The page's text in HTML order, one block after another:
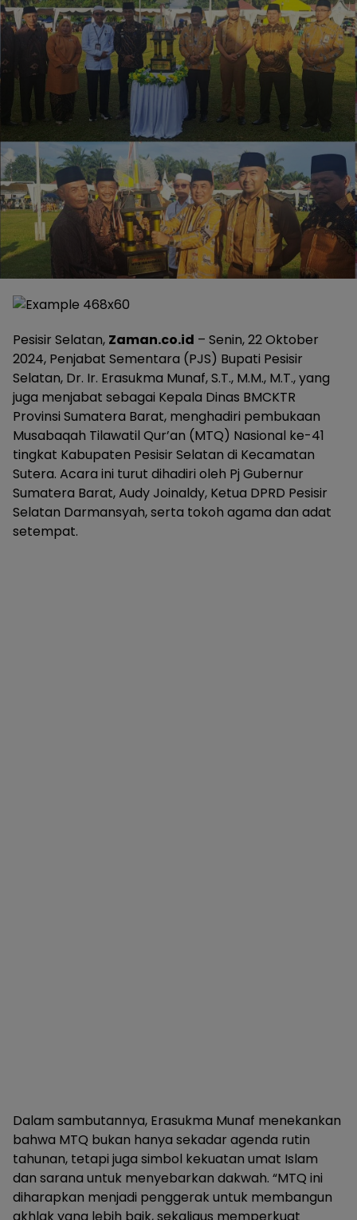
Pesisir Selatan, Zaman.co.id – Senin, 22 Oktober
2024, Penjabat Sementara (PJS) Bupati Pesisir
Selatan, Dr. Ir. Erasukma Munaf, S.T., M.M., M.T., yang
juga menjabat sebagai Kepala Dinas BMCKTR
Provinsi Sumatera Barat, menghadiri pembukaan
Musabaqah Tilawatil Qur’an (MTQ) Nasional ke-41
tingkat Kabupaten Pesisir Selatan di Kecamatan
Sutera. Acara ini turut dihadiri oleh Pj Gubernur
Sumatera Barat, Audy Joinaldy, Ketua DPRD Pesisir
Selatan Darmansyah, serta tokoh agama dan adat
setempat.
Dalam sambutannya, Erasukma Munaf menekankan
bahwa MTQ bukan hanya sekadar agenda rutin
tahunan, tetapi juga simbol kekuatan umat Islam
dan sarana untuk menyebarkan dakwah. “MTQ ini
diharapkan menjadi penggerak untuk membangun
akhlak yang lebih baik, sekaligus memperkuat